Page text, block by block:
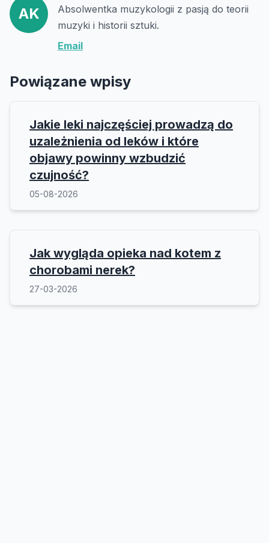
AK
Absolwentka muzykologii z pasją do teorii
muzyki i historii sztuki.
Email
Powiązane wpisy
Jakie leki najczęściej prowadzą do
uzależnienia od leków i które
objawy powinny wzbudzić
czujność?
05-08-2026
Jak wygląda opieka nad kotem z
chorobami nerek?
27-03-2026